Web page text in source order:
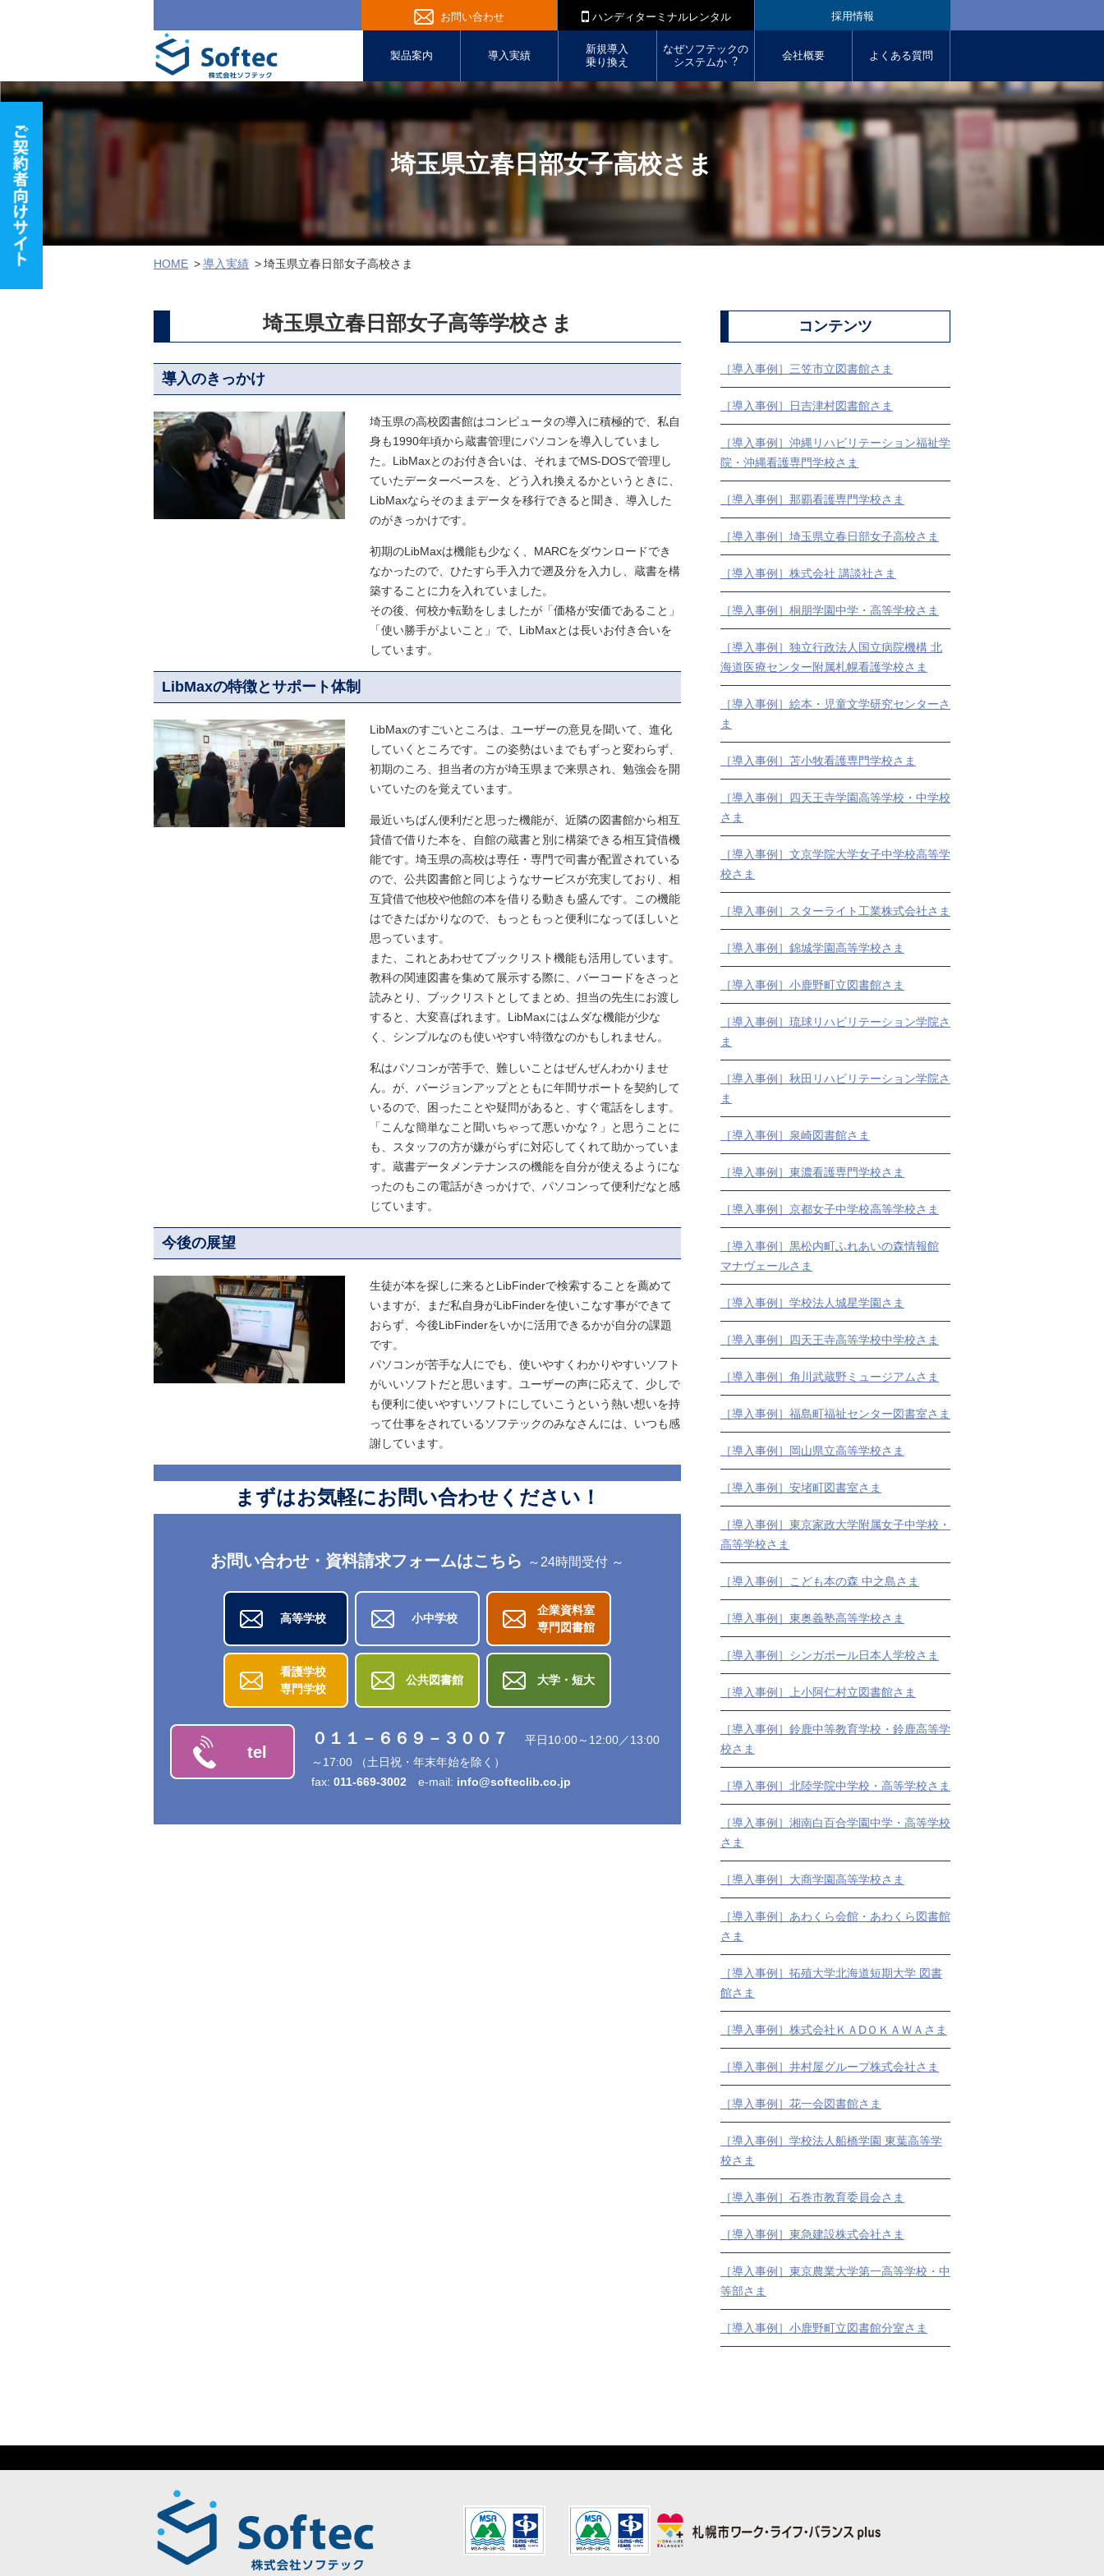
お問い合わせ ハンディターミナルレンタル 採用情報
製品案内 導入実績
新規導入
乗り換え
なぜソフテックの
システムか︖
会社概要 よくある質問
埼玉県立春日部女子高校さま
HOME 導入実績 埼玉県立春日部女子高校さま
埼玉県立春日部女子高等学校さま
導入のきっかけ
埼玉県の高校図書館はコンピュータの導入に積極的で、私自
身も1990年頃から蔵書管理にパソコンを導入していまし
た。LibMaxとのお付き合いは、それまでMS-DOSで管理し
ていたデーターベースを、どう入れ換えるかというときに、
LibMaxならそのままデータを移行できると聞き、導入した
のがきっかけです。
初期のLibMaxは機能も少なく、MARCをダウンロードでき
なかったので、ひたすら手入力で遡及分を入力し、蔵書を構
築することに力を入れていました。
その後、何校か転勤をしましたが「価格が安価であること」
「使い勝手がよいこと」で、LibMaxとは長いお付き合いを
しています。
LibMaxの特徴とサポート体制
LibMaxのすごいところは、ユーザーの意見を聞いて、進化
していくところです。この姿勢はいまでもずっと変わらず、
初期のころ、担当者の方が埼玉県まで来県され、勉強会を開
いていたのを覚えています。
最近いちばん便利だと思った機能が、近隣の図書館から相互
貸借で借りた本を、自館の蔵書と別に構築できる相互貸借機
能です。埼玉県の高校は専任・専門で司書が配置されている
ので、公共図書館と同じようなサービスが充実しており、相
互貸借で他校や他館の本を借りる動きも盛んです。この機能
はできたばかりなので、もっともっと便利になってほしいと
思っています。
また、これとあわせてブックリスト機能も活用しています。
教科の関連図書を集めて展示する際に、バーコードをさっと
読みとり、ブックリストとしてまとめ、担当の先生にお渡し
すると、大変喜ばれます。LibMaxにはムダな機能が少な
く、シンプルなのも使いやすい特徴なのかもしれません。
私はパソコンが苦手で、難しいことはぜんぜんわかりませ
ん。が、バージョンアップとともに年間サポートを契約して
いるので、困ったことや疑問があると、すぐ電話をします。
「こんな簡単なこと聞いちゃって悪いかな？」と思うことに
も、スタッフの方が嫌がらずに対応してくれて助かっていま
す。蔵書データメンテナンスの機能を自分が使えるようにな
ったのもこの電話がきっかけで、パソコンって便利だなと感
じています。
今後の展望
生徒が本を探しに来るとLibFinderで検索することを薦めて
いますが、まだ私自身がLibFinderを使いこなす事ができて
おらず、今後LibFinderをいかに活用できるかが自分の課題
です。
パソコンが苦手な人にでも、使いやすくわかりやすいソフト
がいいソフトだと思います。ユーザーの声に応えて、少しで
も便利に使いやすいソフトにしていこうという熱い想いを持
って仕事をされているソフテックのみなさんには、いつも感
謝しています。
まずはお気軽にお問い合わせください！
お問い合わせ・資料請求フォームはこちら ～24時間受付 ～
高等学校 小中学校
企業資料室
専門図書館
看護学校
専門学校
公共図書館 大学・短大
tel
０１１－６６９－３００７
平日10:00～12:00／13:00
～17:00 （土日祝・年末年始を除く）
fax: 011-669-3002 e-mail: info@softeclib.co.jp
コンテンツ
［導入事例］三笠市立図書館さま
［導入事例］日吉津村図書館さま
［導入事例］沖縄リハビリテーション福祉学
院・沖縄看護専門学校さま
［導入事例］那覇看護専門学校さま
［導入事例］埼玉県立春日部女子高校さま
［導入事例］株式会社 講談社さま
［導入事例］桐朋学園中学・高等学校さま
［導入事例］独立行政法人国立病院機構 北
海道医療センター附属札幌看護学校さま
［導入事例］絵本・児童文学研究センターさ
ま
［導入事例］苫小牧看護専門学校さま
［導入事例］四天王寺学園高等学校・中学校
さま
［導入事例］文京学院大学女子中学校高等学
校さま
［導入事例］スターライト工業株式会社さま
［導入事例］錦城学園高等学校さま
［導入事例］小鹿野町立図書館さま
［導入事例］琉球リハビリテーション学院さ
ま
［導入事例］秋田リハビリテーション学院さ
ま
［導入事例］泉崎図書館さま
［導入事例］東濃看護専門学校さま
［導入事例］京都女子中学校高等学校さま
［導入事例］黒松内町ふれあいの森情報館
マナヴェールさま
［導入事例］学校法人城星学園さま
［導入事例］四天王寺高等学校中学校さま
［導入事例］角川武蔵野ミュージアムさま
［導入事例］福島町福祉センター図書室さま
［導入事例］岡山県立高等学校さま
［導入事例］安堵町図書室さま
［導入事例］東京家政大学附属女子中学校・
高等学校さま
［導入事例］こども本の森 中之島さま
［導入事例］東奥義塾高等学校さま
［導入事例］シンガポール日本人学校さま
［導入事例］上小阿仁村立図書館さま
［導入事例］鈴鹿中等教育学校・鈴鹿高等学
校さま
［導入事例］北陸学院中学校・高等学校さま
［導入事例］湘南白百合学園中学・高等学校
さま
［導入事例］大商学園高等学校さま
［導入事例］あわくら会館・あわくら図書館
さま
［導入事例］拓殖大学北海道短期大学 図書
館さま
［導入事例］株式会社ＫＡDＯＫＡＷＡさま
［導入事例］井村屋グループ株式会社さま
［導入事例］花一会図書館さま
［導入事例］学校法人船橋学園 東葉高等学
校さま
［導入事例］石巻市教育委員会さま
［導入事例］東急建設株式会社さま
［導入事例］東京農業大学第一高等学校・中
等部さま
［導入事例］小鹿野町立図書館分室さま